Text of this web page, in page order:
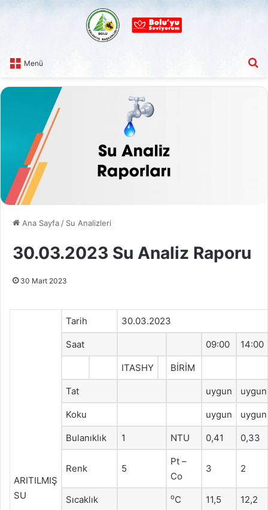
Menü
Ana Sayfa / Su Analizleri
30.03.2023 Su Analiz Raporu
30 Mart 2023
ARITILMIŞ
SU
Tarih 30.03.2023
Saat 09:00 14:00
ITASHY BİRİM
Tat uygun uygun
Koku uygun uygun
Bulanıklık 1 NTU 0,41 0,33
Renk 5
Pt –
Co
3 2
Sıcaklık oC 11,5 12,2